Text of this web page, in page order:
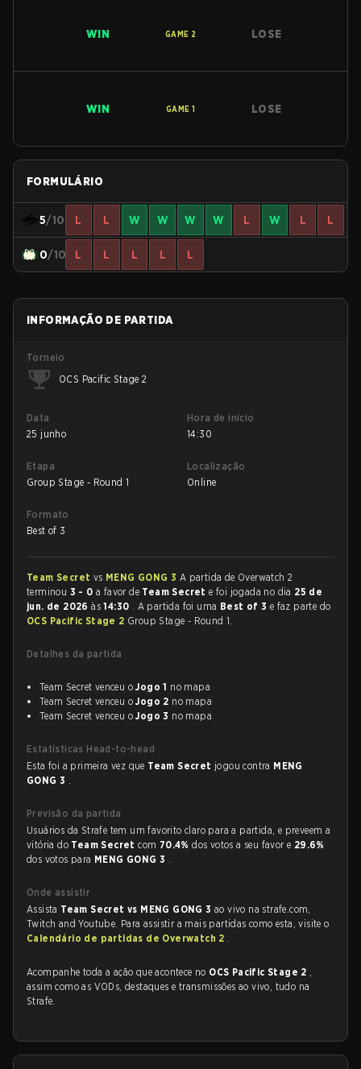
WIN GAME 2 LOSE
WIN GAME 1 LOSE
FORMULÁRIO
5/10 L L W W W W L W L L
0/10 L L L L L
INFORMAÇÃO DE PARTIDA
Torneio
OCS Pacific Stage 2
Data
25 junho
Hora de início
14:30
Etapa
Group Stage - Round 1
Localização
Online
Formato
Best of 3
Team Secret vs MENG GONG 3 A partida de Overwatch 2
terminou 3 - 0 a favor de Team Secrete foi jogada no dia 25 de
jun. de 2026às14:30 . A partida foi uma Best of 3 e faz parte do
OCS Pacific Stage 2 Group Stage - Round 1.
Detalhes da partida
Team Secret venceu oJogo 1 no mapa
Team Secret venceu oJogo 2 no mapa
Team Secret venceu oJogo 3 no mapa
Estatísticas Head-to-head
Esta foi a primeira vez que Team Secret jogou contra MENG
GONG 3 .
Previsão da partida
Usuários da Strafe tem um favorito claro para a partida, e preveem a
vitória do Team Secretcom 70.4%dos votos a seu favor e 29.6%
dos votos para MENG GONG 3 .
Onde assistir
Assista Team Secret vs MENG GONG 3ao vivo na strafe.com,
Twitch and Youtube. Para assistir a mais partidas como esta, visite o
Calendário de partidas de Overwatch 2 .
Acompanhe toda a ação que acontece no OCS Pacific Stage 2 ,
assim como as VODs, destaques e transmissões ao vivo, tudo na
Strafe.